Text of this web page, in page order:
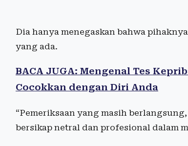
Dia hanya menegaskan bahwa
yang ada.
BACA JUGA: Mengenal Tes
Cocokkan dengan Diri Anda
“Pemeriksaan yang masih
bersikap netral dan profesional dalam